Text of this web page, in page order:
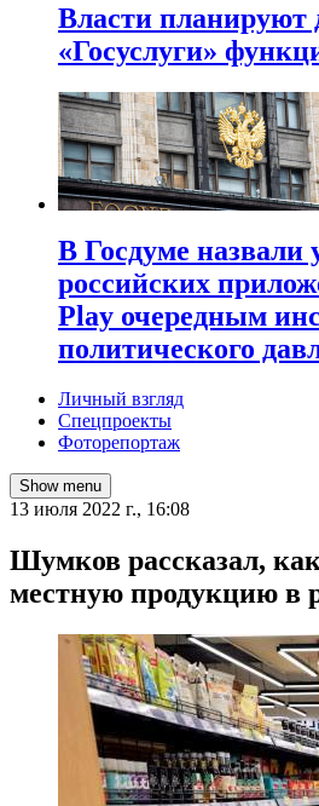
Власти планируют
«Госуслуги»
В Госдуме назвали
российских
Play очередным
политического
Личный взгляд
Спецпроекты
Фоторепортаж
Show menu
13 июля 2022 г., 16:08
Шумков рассказал,
местную продукцию в